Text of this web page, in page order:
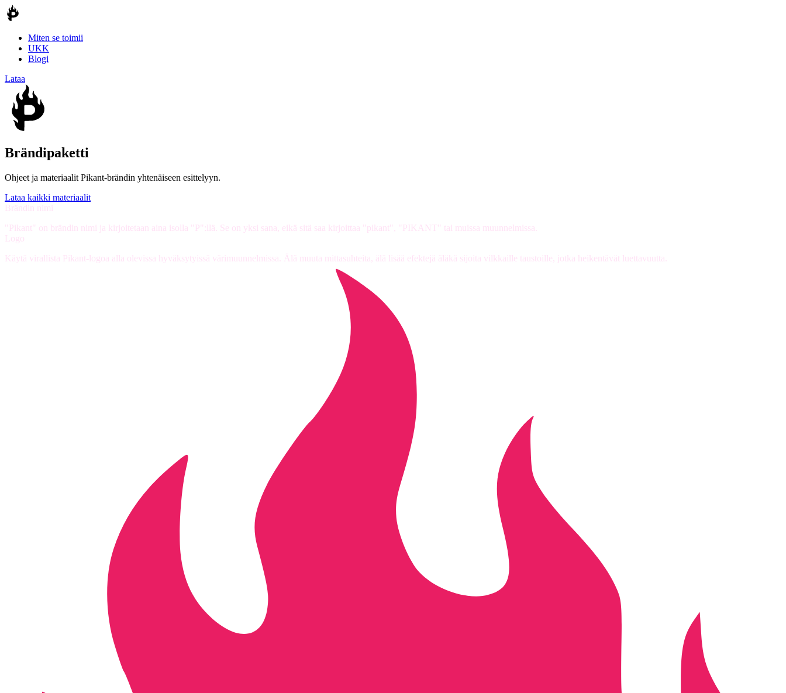
Miten se toimii
UKK
Blogi
Lataa
Brändipaketti
Ohjeet ja materiaalit Pikant-brändin yhtenäiseen esittelyyn.
Lataa kaikki materiaalit
Brändin nimi
"Pikant" on brändin nimi ja kirjoitetaan aina isolla "P":llä. Se on yksi sana, eikä sitä saa kirjoittaa "pikant", "PIKANT" tai muissa muunnelmissa.
Logo
Käytä virallista Pikant-logoa alla olevissa hyväksytyissä värimuunnelmissa. Älä muuta mittasuhteita, älä lisää efektejä äläkä sijoita vilkkaille taustoille, jotka heikentävät luettavuutta.